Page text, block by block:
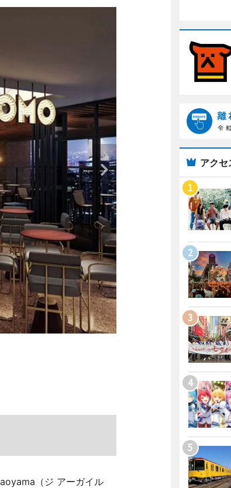
（ジ アーガイル
アクセ